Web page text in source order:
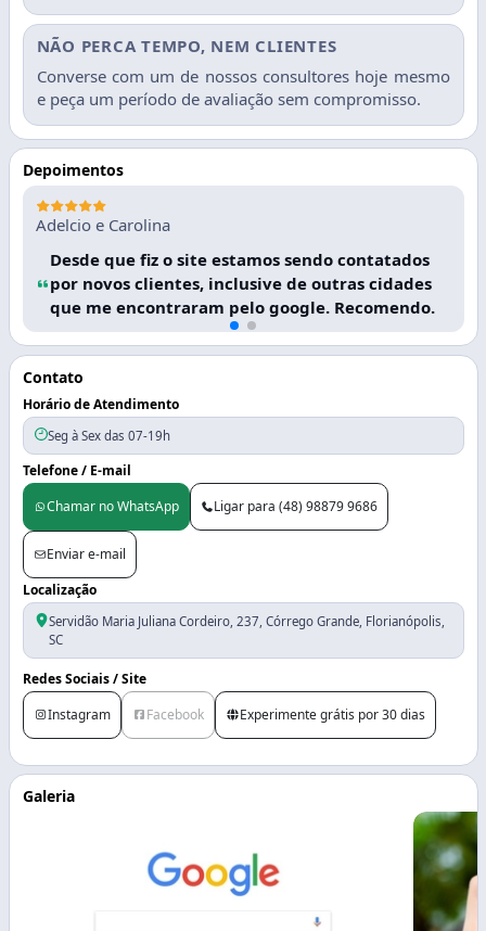
NÃO PERCA TEMPO, NEM CLIENTES
Converse com um de nossos consultores hoje mesmo
e peça um período de avaliação sem compromisso.
Depoimentos
Adelcio e Carolina
Desde que fiz o site estamos sendo contatados
por novos clientes, inclusive de outras cidades
que me encontraram pelo google. Recomendo.
Contato
Horário de Atendimento
Seg à Sex das 07-19h
Telefone / E-mail
Chamar no WhatsApp
Ligar para (48) 98879 9686
Enviar e-mail
Localização
Servidão Maria Juliana Cordeiro, 237, Córrego Grande, Florianópolis,
SC
Redes Sociais / Site
Instagram
Facebook Experimente grátis por 30 dias
Galeria